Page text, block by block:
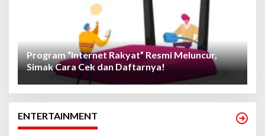
Program “Internet Rakyat” Resmi Meluncur,
Simak Cara Cek dan Daftarnya!
ENTERTAINMENT